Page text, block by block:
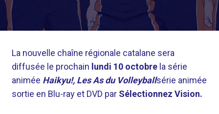
La nouvelle chaîne régionale catalane sera
diffusée le prochain lundi 10 octobre la série
animée Haikyu!, Les As du Volleyballsérie animée
sortie en Blu-ray et DVD par Sélectionnez Vision.